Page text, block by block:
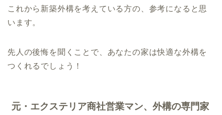
これから新築外構を考えている方の、参考になると思
います。
先人の後悔を聞くことで、あなたの家は快適な外構を
つくれるでしょう！
元・エクステリア商社営業マン、外構の専門家